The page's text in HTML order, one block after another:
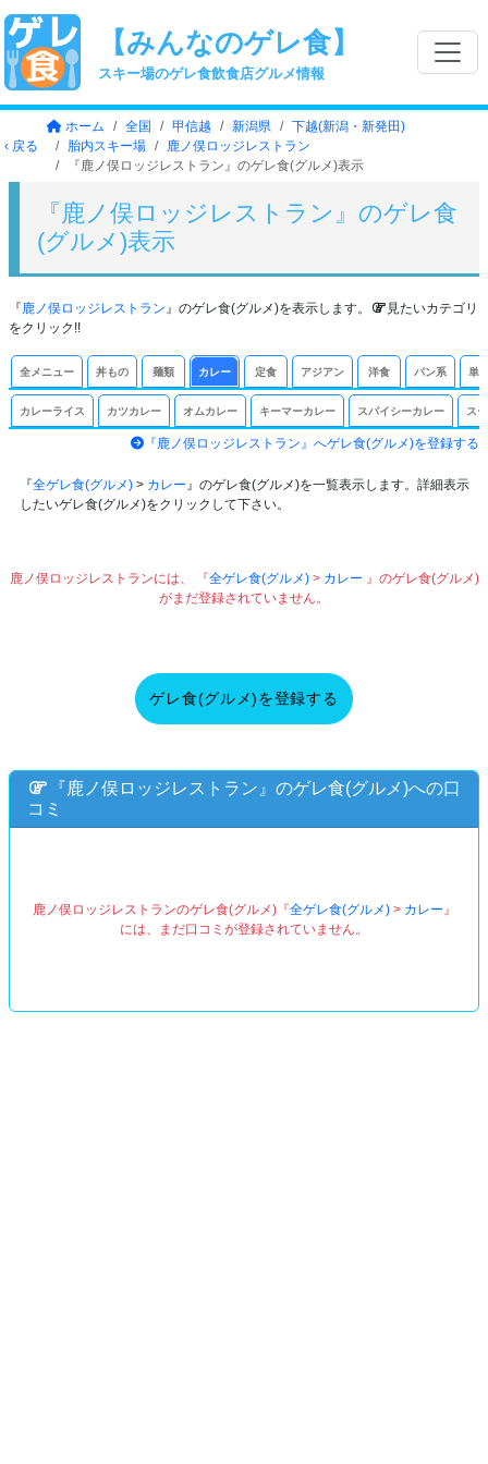
【みんなのゲレ食】
スキー場のゲレ食飲食店グルメ情報
‹ 戻る
ホーム 全国 甲信越 新潟県
下越(新潟・新発田)
胎内スキー場
鹿ノ俣ロッジレストラン
『鹿ノ俣ロッジレストラン』のゲレ食(グルメ)表示
『鹿ノ俣ロッジレストラン』のゲレ食
(グルメ)表示
『鹿ノ俣ロッジレストラン』のゲレ食(グルメ)を表示します。
見たいカテゴリ
をクリック!!
全メニュー 丼もの 麺類 カレー 定食 アジアン 洋食 パン系 単
カレーライス カツカレー オムカレー キーマーカレー スパイシーカレー ス
『鹿ノ俣ロッジレストラン』へゲレ食(グルメ)を登録する
『全ゲレ食(グルメ) > カレー』のゲレ食(グルメ)を一覧表示します。詳細表示
したいゲレ食(グルメ)をクリックして下さい。
鹿ノ俣ロッジレストランには、 『全ゲレ食(グルメ)> カレー 』のゲレ食(グルメ)
がまだ登録されていません。
ゲレ食(グルメ)を登録する
『鹿ノ俣ロッジレストラン』のゲレ食(グルメ)への口
コミ
鹿ノ俣ロッジレストランのゲレ食(グルメ)『全ゲレ食(グルメ)> カレー 』
には、まだ口コミが登録されていません。